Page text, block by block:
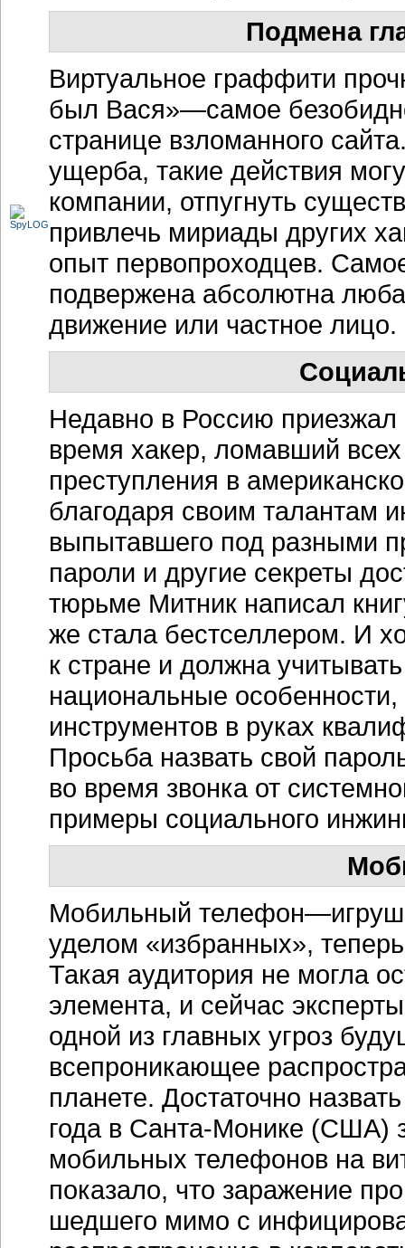
Подмена
Виртуальное граффити
был Вася»—самое
странице взломанного
ущерба, такие действия
компании, отпугнуть
привлечь мириады других
опыт первопроходцев.
подвержена абсолютна
движение или частное лицо.
Недавно в Россию
время хакер, ломавший
преступления в
благодаря своим талантам
выпытавшего под разными
пароли и другие секреты
тюрьме Митник написал
же стала бестселлером. И
к стране и должна
национальные
инструментов в руках
Просьба назвать свой
во время звонка от
примеры социального
Мобильный
уделом «избранных»,
Такая аудитория не могла
элемента, и сейчас
одной из главных угроз
всепроникающее
планете. Достаточно
года в Санта-Монике (США)
мобильных телефонов на
показало, что заражение
шедшего мимо с